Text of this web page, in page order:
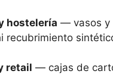
hostelería — vasos y
recubrimiento
retail — cajas de